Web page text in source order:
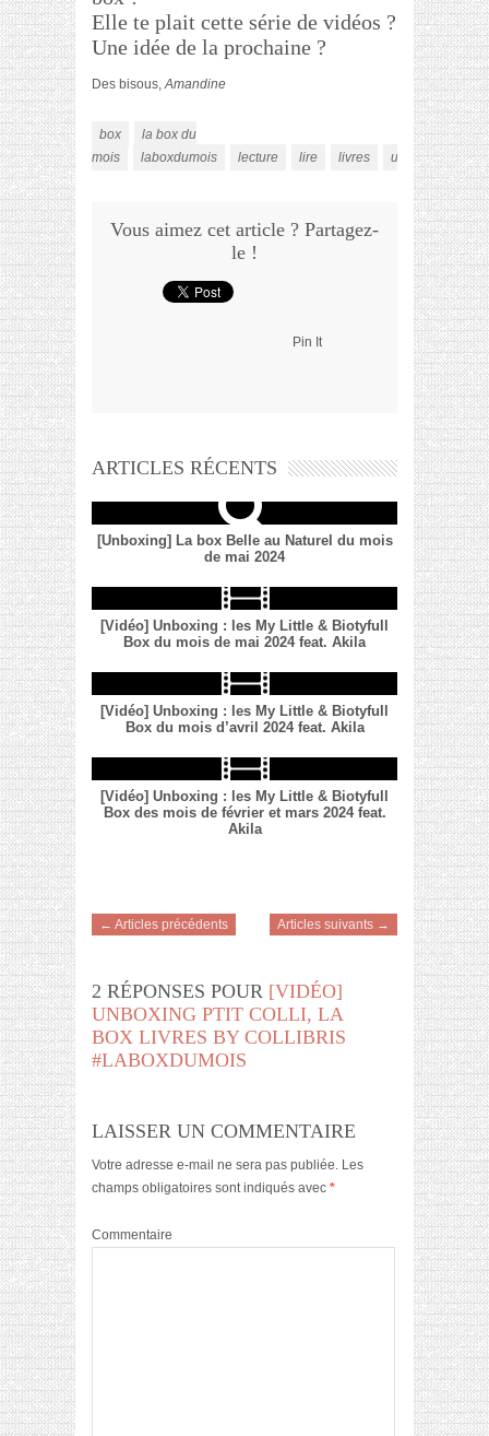
Elle te plait cette série de vidéos ?
Une idée de la prochaine ?
Des bisous,Amandine
box
la box du
mois
laboxdumois lecture lire livres unboxing
Vous aimez cet article ? Partagez-
le !
Pin It
ARTICLES RÉCENTS
[Unboxing] La box Belle au Naturel du mois
de mai 2024
[Vidéo] Unboxing : les My Little & Biotyfull
Box du mois de mai 2024 feat. Akila
[Vidéo] Unboxing : les My Little & Biotyfull
Box du mois d’avril 2024 feat. Akila
[Vidéo] Unboxing : les My Little & Biotyfull
Box des mois de février et mars 2024 feat.
Akila
← Articles précédents Articles suivants →
2 RÉPONSES POUR [VIDÉO]
UNBOXING PTIT COLLI, LA
BOX LIVRES BY COLLIBRIS
#LABOXDUMOIS
LAISSER UN COMMENTAIRE
Votre adresse e-mail ne sera pas publiée. Les
champs obligatoires sont indiqués avec *
Commentaire